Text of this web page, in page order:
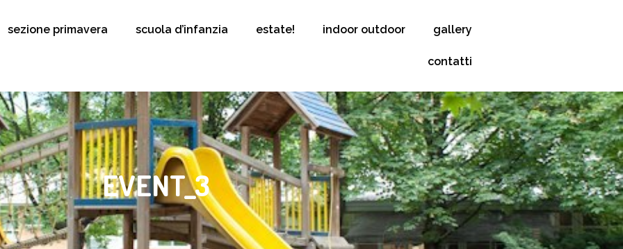
sezione primavera scuola d’infanzia estate! indoor outdoor gallery
contatti
EVENT_3